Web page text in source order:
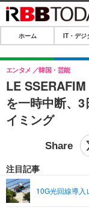
ホーム
IT・デジタル
IT・デジタル
ショッピン
SPEED TEST
エンタメ
エンタメ
音楽
ペット
リリース一覧
プッシュ通知の停止
ホーム IT・デジ
LE
を一時中断、
イミング
エンタメ 韓国・芸能
注目記事
10G光回線導入